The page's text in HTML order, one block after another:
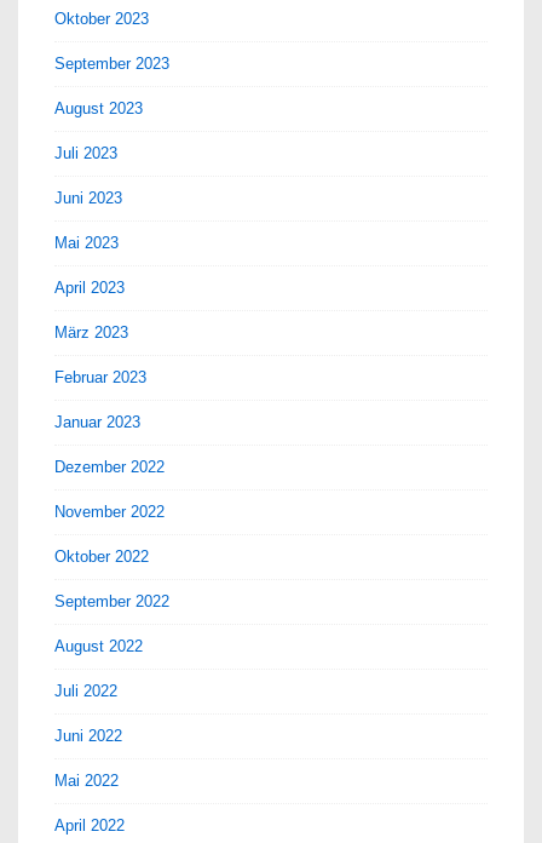
Oktober 2023
September 2023
August 2023
Juli 2023
Juni 2023
Mai 2023
April 2023
März 2023
Februar 2023
Januar 2023
Dezember 2022
November 2022
Oktober 2022
September 2022
August 2022
Juli 2022
Juni 2022
Mai 2022
April 2022